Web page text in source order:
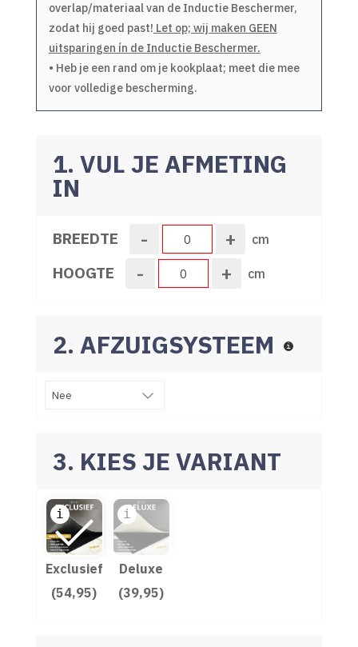
overlap/materiaal van de Inductie Beschermer,
zodat hij goed past! Let op; wij maken GEEN
uitsparingen ín de Inductie Beschermer.
• Heb je een rand om je kookplaat; meet die mee
voor volledige bescherming.
1. VUL JE AFMETING
IN
BREEDTE - + cm
HOOGTE - + cm
2. AFZUIGSYSTEEM
3. KIES JE VARIANT
Exclusief
(54,95)
Deluxe
(39,95)